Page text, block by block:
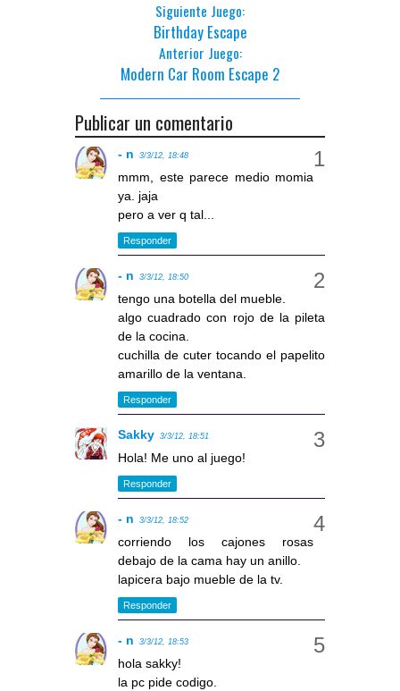
Siguiente Juego:
Birthday Escape
Anterior Juego:
Modern Car Room Escape 2
Publicar un comentario
- n 3/3/12, 18:48
mmm, este parece medio momia
ya. jaja
pero a ver q tal...
Responder
- n 3/3/12, 18:50
tengo una botella del mueble.
algo cuadrado con rojo de la pileta
de la cocina.
cuchilla de cuter tocando el papelito
amarillo de la ventana.
Responder
Sakky 3/3/12, 18:51
Hola! Me uno al juego!
Responder
- n 3/3/12, 18:52
corriendo los cajones rosas
debajo de la cama hay un anillo.
lapicera bajo mueble de la tv.
Responder
- n 3/3/12, 18:53
hola sakky!
la pc pide codigo.